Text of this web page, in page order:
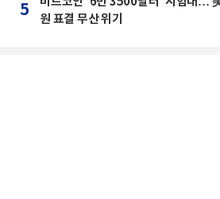
5
원 표결 무산 위기